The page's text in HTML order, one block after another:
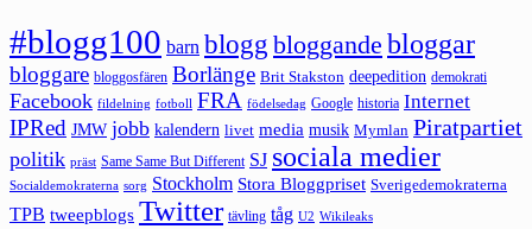
#blogg100 barn blogg bloggande bloggar
bloggare bloggosfären Borlänge Brit Stakston deepedition demokrati
Facebook fildelning fotboll FRA födelsedag Google historia Internet
IPRed JMW jobb kalendern livet media musik Mymlan Piratpartiet
politik präst Same Same But Different SJ sociala medier
Socialdemokraterna sorg Stockholm Stora Bloggpriset Sverigedemokraterna
TPB tweepblogs Twitter tävling tåg U2 Wikileaks